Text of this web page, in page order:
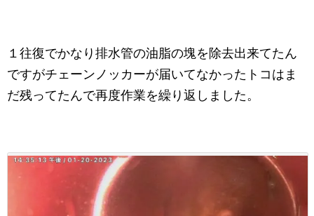
１往復でかなり排水管の油脂の塊を除去出来てたん
ですがチェーンノッカーが届いてなかったトコはま
だ残ってたんで再度作業を繰り返しました。